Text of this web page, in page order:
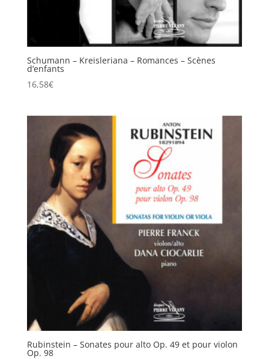
Schumann – Kreisleriana – Romances – Scènes
d’enfants
16,58€
Rubinstein – Sonates pour alto Op. 49 et pour violon
Op. 98